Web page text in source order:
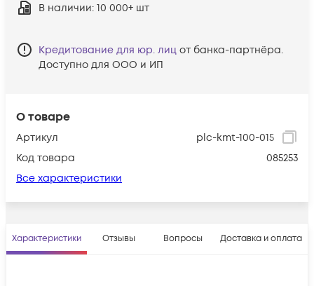
О товаре
Артикул
plc-kmt-100-015
Код товара
085253
Все характеристики
В наличии: 10 000+ шт
Кредитование для юр. лиц от банка-партнёра.
Доступно для ООО и ИП
Характеристики Отзывы Вопросы Доставка и оплата